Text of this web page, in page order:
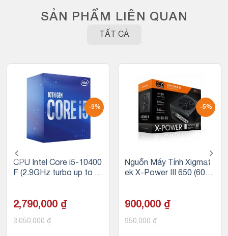
SẢN PHẨM LIÊN QUAN
TẤT CẢ
-9%
CPU Intel Core i5-10400
F (2.9GHz turbo up to 4.
ket Intel LGA 1200
2,790,000 ₫
3,050,000₫
-5%
Nguồn Máy Tính Xigmat
ek X-Power III 650 (600
900,000 ₫
950,000₫